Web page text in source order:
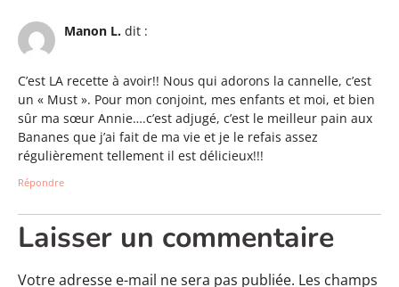
Manon L. dit :
C’est LA recette à avoir!! Nous qui adorons la cannelle, c’est
un « Must ». Pour mon conjoint, mes enfants et moi, et bien
sûr ma sœur Annie….c’est adjugé, c’est le meilleur pain aux
Bananes que j’ai fait de ma vie et je le refais assez
régulièrement tellement il est délicieux!!!
Répondre
Laisser un commentaire
Votre adresse e-mail ne sera pas publiée. Les champs